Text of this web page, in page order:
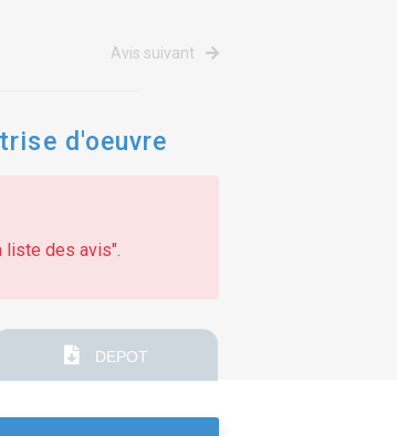
Avis suivant
d'oeuvre
liste des avis".
DEPOT